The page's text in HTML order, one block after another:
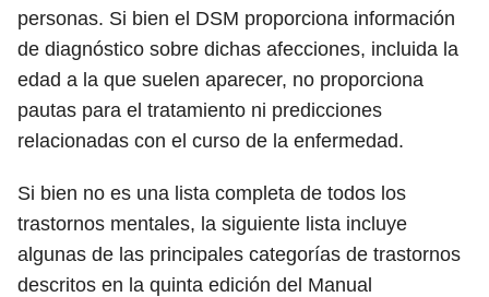
personas. Si bien el DSM proporciona información
de diagnóstico sobre dichas afecciones, incluida la
edad a la que suelen aparecer, no proporciona
pautas para el tratamiento ni predicciones
relacionadas con el curso de la enfermedad.
Si bien no es una lista completa de todos los
trastornos mentales, la siguiente lista incluye
algunas de las principales categorías de trastornos
descritos en la quinta edición del Manual